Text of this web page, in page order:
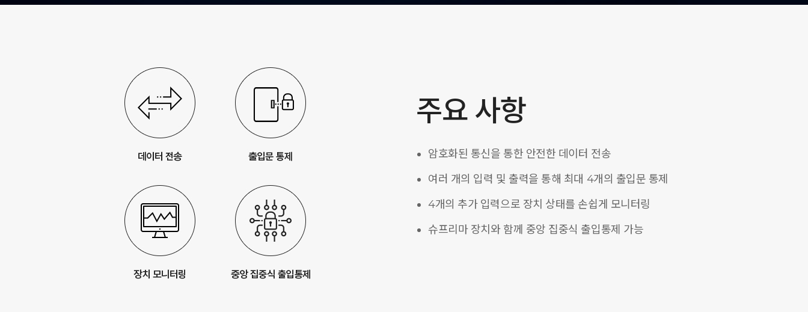
주요 사항
암호화된 통신을 통한 안전한 데이터 전송
여러 개의 입력 및 출력을 통해 최대 4개의 출입문 통제
4개의 추가 입력으로 장치 상태를 손쉽게 모니터링
슈프리마 장치와 함께 중앙 집중식 출입통제 가능